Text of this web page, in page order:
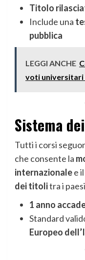
Titolo
Include una
pubblica
LEGGI ANCHE
voti universitari
Sistema
Tutti i corsi
che consente la
internazionalee il
dei titolitra i
1 anno
Standard
Europeo